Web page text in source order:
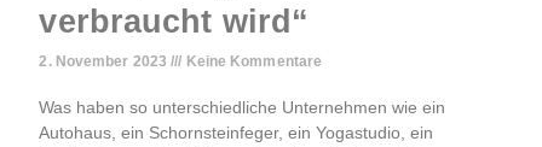
verbraucht wird“
2. November 2023 Keine Kommentare
Was haben so unterschiedliche Unternehmen wie ein
Autohaus, ein Schornsteinfeger, ein Yogastudio, ein